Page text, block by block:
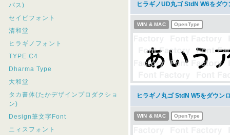
パス)
セイビフォント
清和堂
ヒラギノフォント
TYPE C4
Dharma Type
大和堂
タカ書体(たかデザインプロダクショ
ン)
Design筆文字Font
ニィスフォント
ヒラギノUD丸ゴ StdN W6をダウ
WIN & MAC OpenType
ヒラギノ丸ゴ StdN W5をダウン
WIN & MAC OpenType